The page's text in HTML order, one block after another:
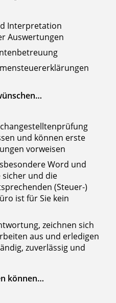
Interpretation
Auswertungen
und können erste
vorweisen
Word und
sicher und die
(Steuer-)
ist für Sie kein
zeichnen sich
aus und erledigen
zuverlässig und
können…